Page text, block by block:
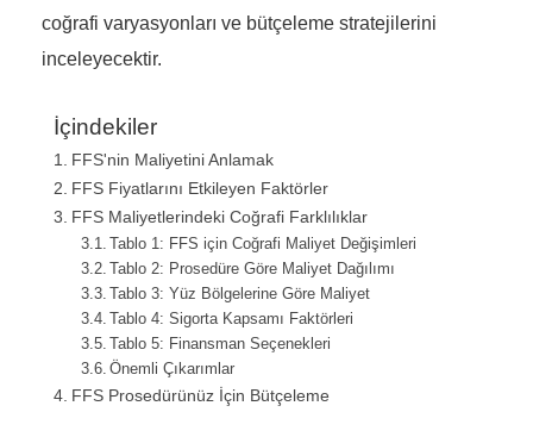
coğrafi varyasyonları ve bütçeleme stratejilerini
inceleyecektir.
İçindekiler
FFS'nin Maliyetini Anlamak
FFS Fiyatlarını Etkileyen Faktörler
FFS Maliyetlerindeki Coğrafi Farklılıklar
Tablo 1: FFS için Coğrafi Maliyet Değişimleri
Tablo 2: Prosedüre Göre Maliyet Dağılımı
Tablo 3: Yüz Bölgelerine Göre Maliyet
Tablo 4: Sigorta Kapsamı Faktörleri
Tablo 5: Finansman Seçenekleri
Önemli Çıkarımlar
FFS Prosedürünüz İçin Bütçeleme